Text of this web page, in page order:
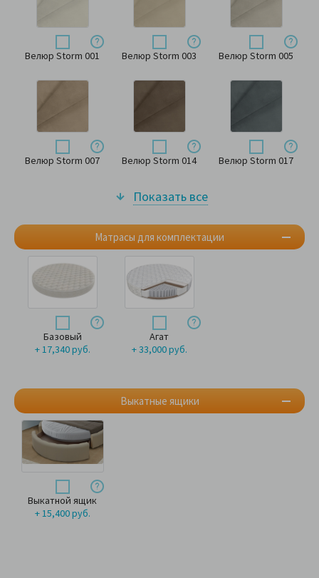
Матрасы для комплектации
Выкатные ящики
Велюр Storm 001 Велюр Storm 003 Велюр Storm 005
Велюр Storm 007 Велюр Storm 014 Велюр Storm 017
Показать все
Базовый
+ 17,340 руб.
Агат
+ 33,000 руб.
Выкатной ящик
+ 15,400 руб.